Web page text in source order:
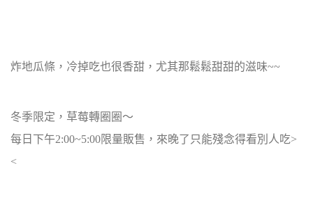
炸地瓜條，冷掉吃也很香甜，尤其那鬆鬆甜甜的滋味~~
冬季限定，草莓轉圈圈～
每日下午2:00~5:00限量販售，來晚了只能殘念得看別人吃>
<